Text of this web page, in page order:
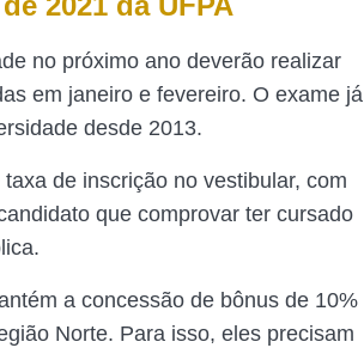
no próximo ano deverão realizar
em janeiro e fevereiro. O exame já
desde 2013.
de inscrição no vestibular, com
que comprovar ter cursado
a concessão de bônus de 10%
Norte. Para isso, eles precisam